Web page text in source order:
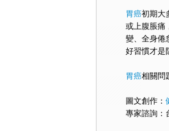
胃癌初期大
或上腹脹痛
變、全身倦
好習慣才是
胃癌相關問
圖文創作：
專家諮詢：